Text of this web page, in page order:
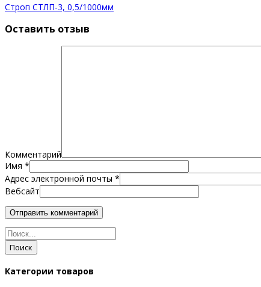
Строп СТЛП-3, 0,5/1000мм
Оставить отзыв
Комментарий
Имя *
Адрес электронной почты *
Вебсайт
Поиск
Категории товаров